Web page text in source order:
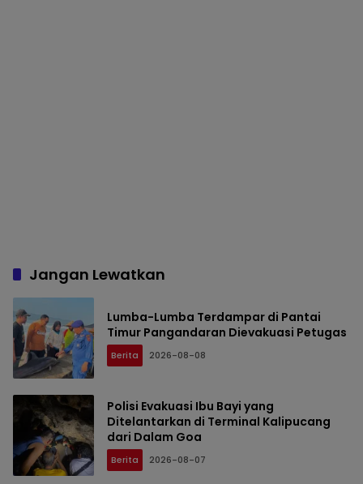
Jangan Lewatkan
Lumba-Lumba Terdampar di Pantai
Timur Pangandaran Dievakuasi Petugas
Berita 2026-08-08
Polisi Evakuasi Ibu Bayi yang
Ditelantarkan di Terminal Kalipucang
dari Dalam Goa
Berita 2026-08-07